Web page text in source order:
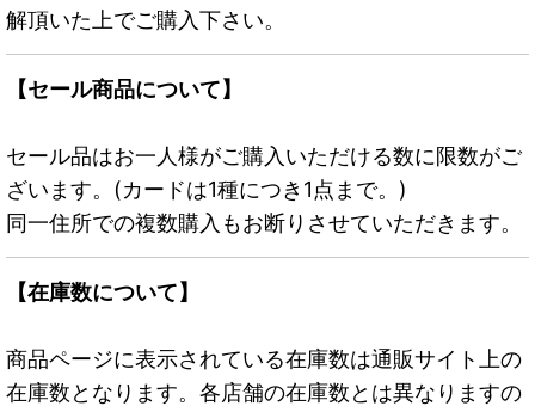
解頂いた上でご購入下さい。
【セール商品について】
セール品はお一人様がご購入いただける数に限数がご
ざいます。(カードは1種につき1点まで。)
同一住所での複数購入もお断りさせていただきます。
【在庫数について】
商品ページに表示されている在庫数は通販サイト上の
在庫数となります。各店舗の在庫数とは異なりますの